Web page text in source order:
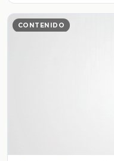
CONTENIDO